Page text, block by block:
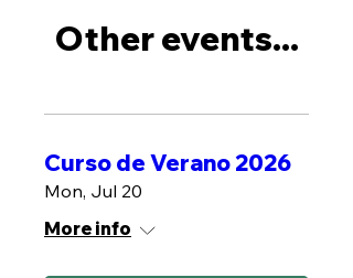
Other events...
Curso de Verano 2026
Mon, Jul 20
More info